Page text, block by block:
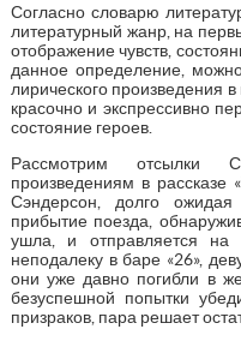
Согласно словарю
литературный жанр, на
отображение чувств,
данное определение,
лирического произведения
красочно и экспрессивно
состояние героев.
Рассмотрим отсылки
произведениям в рассказе
Сэндерсон, долго
прибытие поезда,
ушла, и отправляется
неподалеку в баре «26»,
они уже давно погибли в
безуспешной попытки
призраков, пара решает